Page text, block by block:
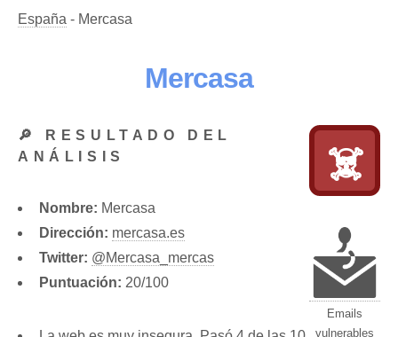
España - Mercasa
Mercasa
☠️
Emails
vulnerables
🔎 RESULTADO DEL
ANÁLISIS
Nombre: Mercasa
Dirección: mercasa.es
Twitter: @Mercasa_mercas
Puntuación: 20/100